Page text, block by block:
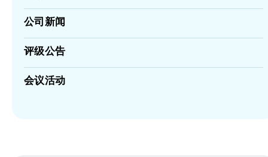
公司新闻
评级公告
会议活动